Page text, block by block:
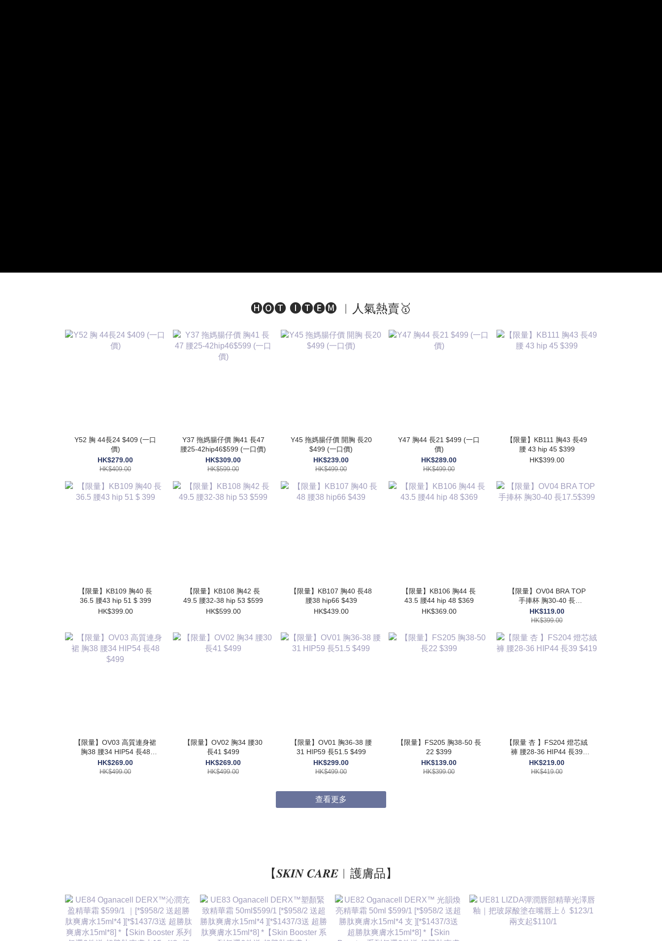
🅗🅞🅣 🅘🅣🅔🅜 ︱人氣熱賣🥇
Y52 胸 44長24 $409 (一口
價)
HK$279.00
HK$409.00
Y37 拖媽腸仔價 胸41 長47
腰25-42hip46$599 (一口價)
HK$309.00
HK$599.00
Y45 拖媽腸仔價 開胸 長20
$499 (一口價)
HK$239.00
HK$499.00
Y47 胸44 長21 $499 (一口
價)
HK$289.00
HK$499.00
【限量】KB111 胸43 長49
腰 43 hip 45 $399
HK$399.00
【限量】KB109 胸40 長
36.5 腰43 hip 51 $ 399
HK$399.00
【限量】KB108 胸42 長
49.5 腰32-38 hip 53 $599
HK$599.00
【限量】KB107 胸40 長48
腰38 hip66 $439
HK$439.00
【限量】KB106 胸44 長
43.5 腰44 hip 48 $369
HK$369.00
【限量】OV04 BRA TOP
手捧杯 胸30-40 長
17.5$399
HK$119.00
HK$399.00
【限量】OV03 高質連身裙
胸38 腰34 HIP54 長48
$499
HK$269.00
HK$499.00
【限量】OV02 胸34 腰30
長41 $499
HK$269.00
HK$499.00
【限量】OV01 胸36-38 腰
31 HIP59 長51.5 $499
HK$299.00
HK$499.00
【限量】FS205 胸38-50 長
22 $399
HK$139.00
HK$399.00
【限量 杏 】FS204 燈芯絨
褲 腰28-36 HIP44 長39
$419
HK$219.00
HK$419.00
查看更多
【𝑺𝑲𝑰𝑵 𝑪𝑨𝑹𝑬︱護膚品】